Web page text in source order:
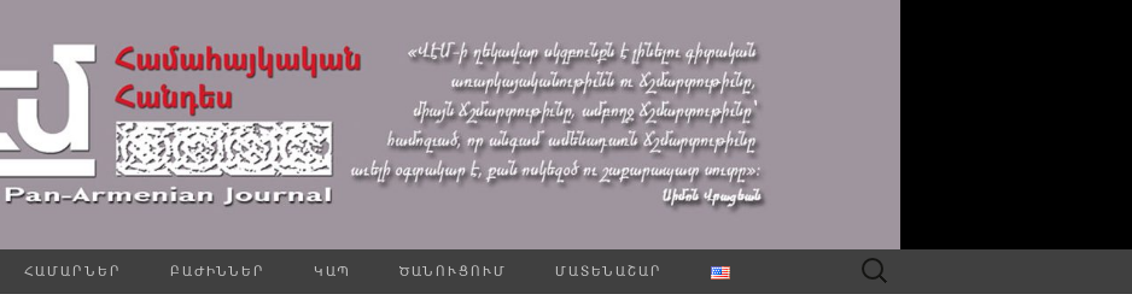
ՀԱՄԱՐՆԵՐ ԲԱԺԻՆՆԵՐ ԿԱՊ ԾԱՆՈՒՑՈՒՄ ՄԱՏԵՆԱՇԱՐ Որոնել՝